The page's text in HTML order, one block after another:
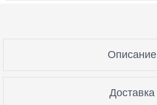
Описание
Доставка